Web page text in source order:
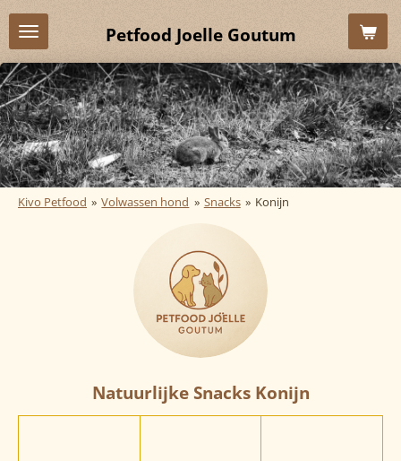
Ga
direct
de
hoofdinhoud
Petfood Joelle Goutum
Kivo Petfood » Volwassen hond » Snacks » Konijn
Natuurlijke Snacks Konijn